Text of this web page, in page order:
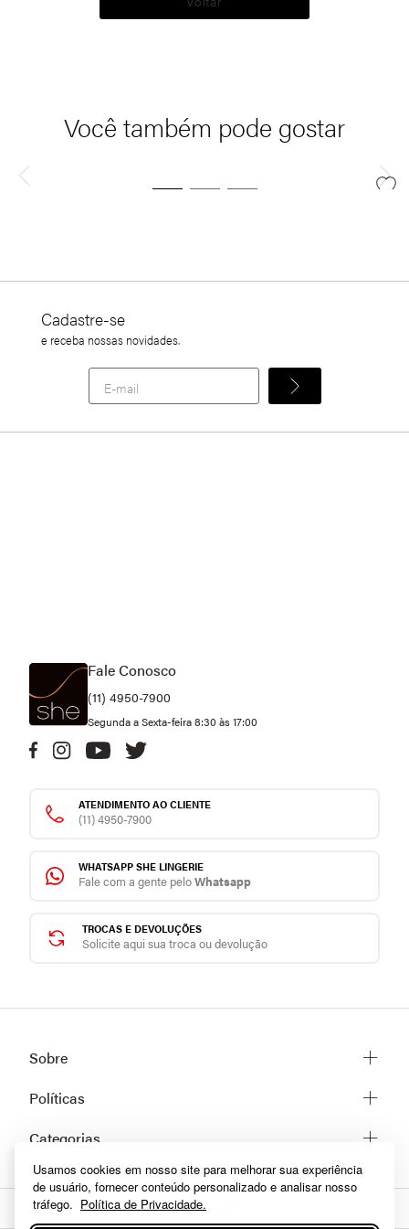
Usamos cookies em nosso site para melhorar sua experiência
de usuário, fornecer conteúdo personalizado e analisar nosso
tráfego. Política de Privacidade.
Você também pode gostar
Cadastre-se
e receba nossas novidades.
Fale Conosco
(11) 4950-7900
Segunda a Sexta-feira 8:30 às 17:00
ATENDIMENTO AO CLIENTE
(11) 4950-7900
WHATSAPP SHE LINGERIE
Fale com a gente peloWhatsapp
TROCAS E DEVOLUÇÕES
Solicite aqui sua troca ou devolução
Sobre
Sobre a She
Fale conosco
Políticas
Trocas e Devoluções
Políticas de privacidade
Dúvidas frequentes
Como comprar
Categorias
Lingerie
Homewear